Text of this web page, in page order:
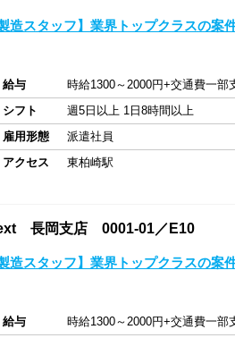
製造スタッフ】業界トップクラスの
給与
時給1300～2000円+交通費一部
シフト
週5日以上 1日8時間以上
雇用形態
派遣社員
アクセス
東柏崎駅
長岡支店 0001-01／E10
製造スタッフ】業界トップクラスの
給与
時給1300～2000円+交通費一部